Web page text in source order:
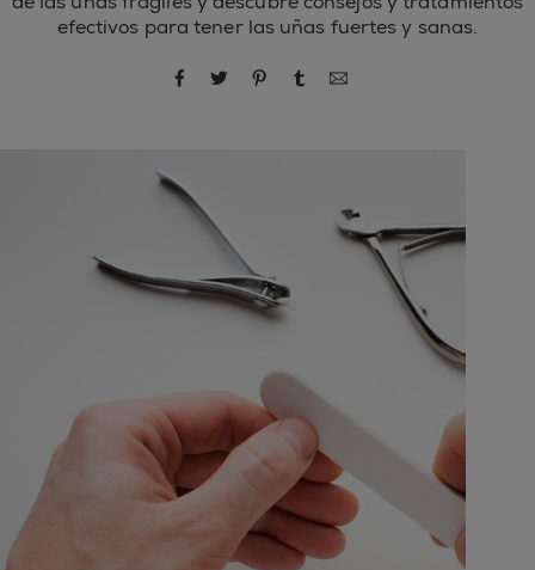
efectivos para tener las uñas fuertes y sanas.
compartir por Facebook
compartir por Twitter
compartir por Pinterest
compartir por Tumblr
compartir por